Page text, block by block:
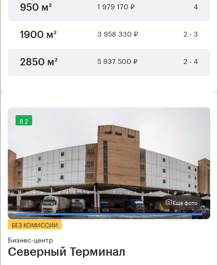
950 м² 1 979 170 ₽ 4
1900 м² 3 958 330 ₽ 2 - 3
2850 м² 5 937 500 ₽ 2 - 4
8.2
Еще фото
БЕЗ КОМИССИИ
Бизнес-центр
Северный Терминал